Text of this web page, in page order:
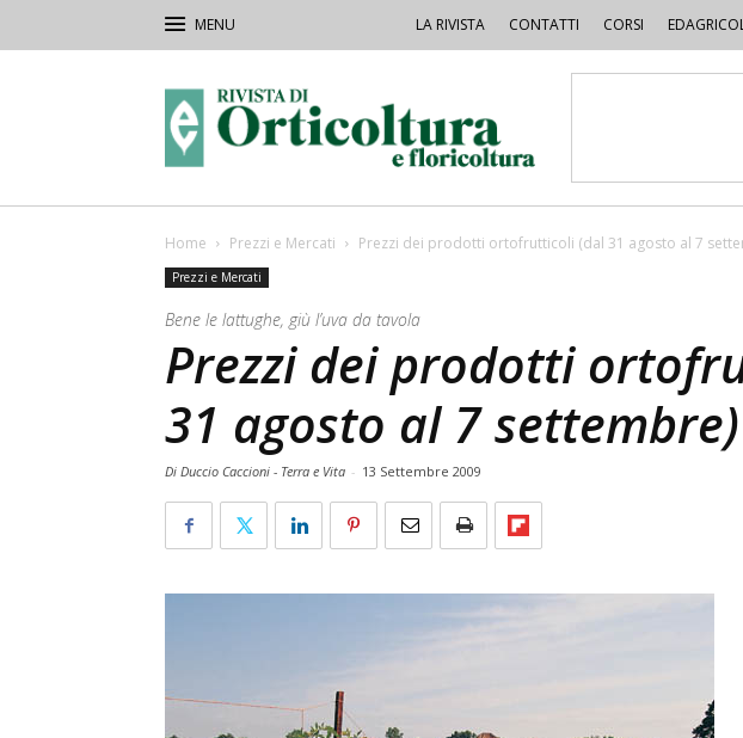
LA RIVISTA CONTATTI CORSI
Orticoltura
Home Prezzi e Mercati Prezzi dei prodotti ortofrutticoli (dal 31 agosto al 7
Prezzi e Mercati
Bene le lattughe, giù l’uva da tavola
Prezzi dei prodotti
31 agosto al 7 settembre)
Di Duccio Caccioni - Terra e Vita - 13 Settembre 2009